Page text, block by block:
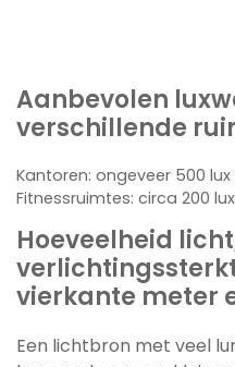
Aanbevolen
verschillende
Kantoren: ongeveer 500
Fitnessruimtes: circa 200
Hoeveelheid
vierkante meter
Een lichtbron met veel